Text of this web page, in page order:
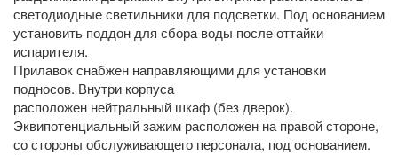
светодиодные светильники для подсветки. Под основанием
установить поддон для сбора воды после оттайки
испарителя.
Прилавок снабжен направляющими для установки
подносов. Внутри корпуса
расположен нейтральный шкаф (без дверок).
Эквипотенциальный зажим расположен на правой стороне,
со стороны обслуживающего персонала, под основанием.